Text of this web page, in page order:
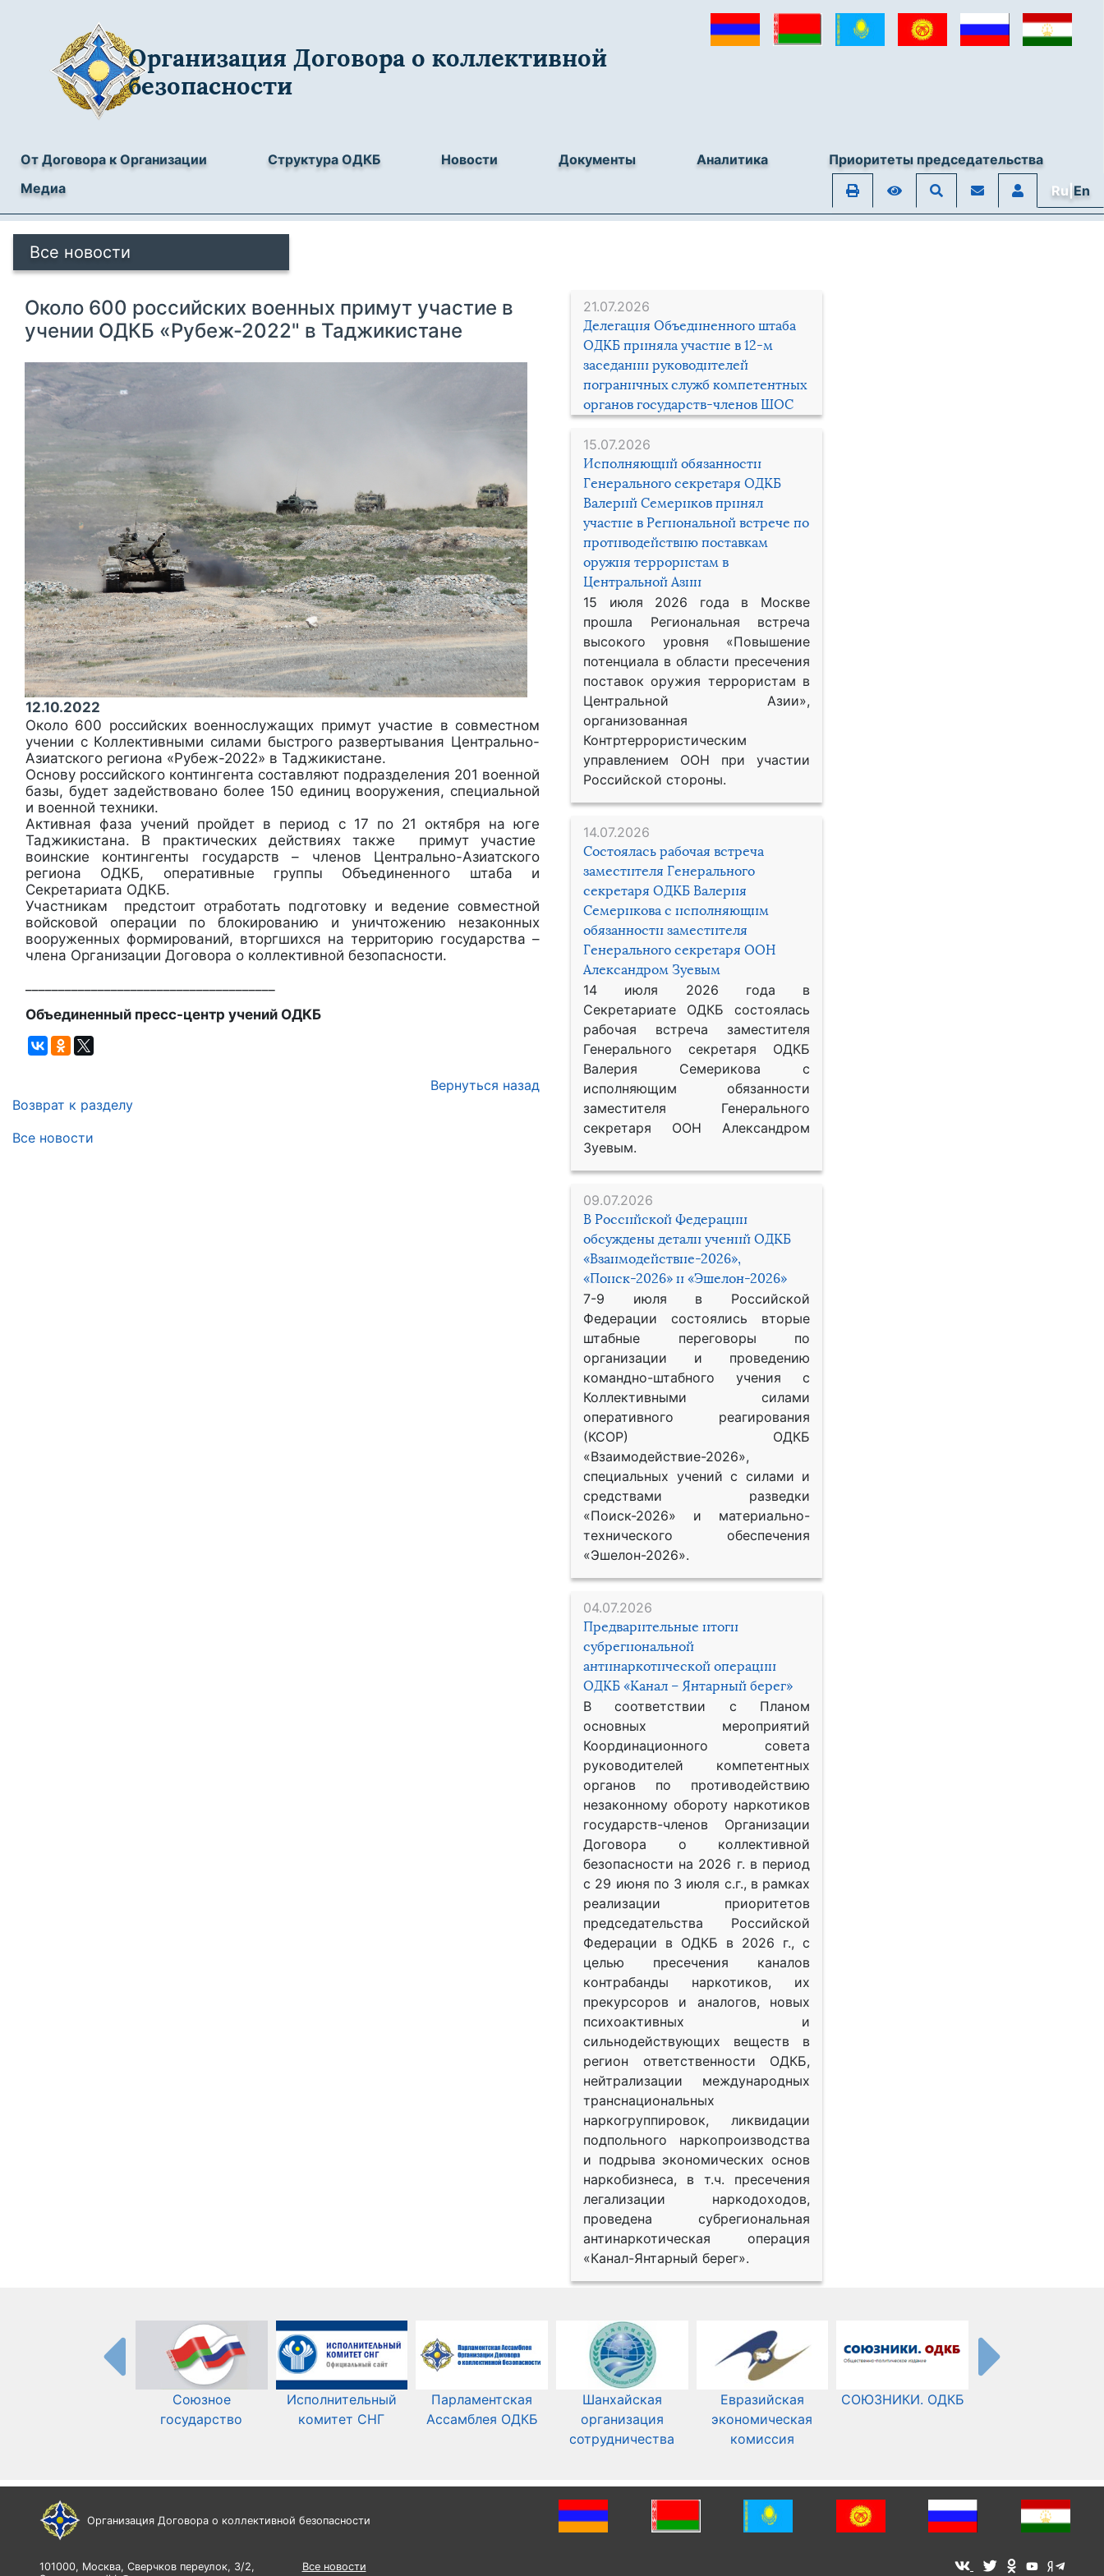
Организация Договора о коллективной
безопасности
От Договора к Организации Структура ОДКБ Новости Документы Аналитика
Приоритеты председательства
Медиа
Ru|En
Все новости
21.07.2026
Делегация Объединенного штаба
ОДКБ приняла участие в 12-м
заседании руководителей
пограничных служб компетентных
органов государств-членов ШОС
15.07.2026
Исполняющий обязанности
Генерального секретаря ОДКБ
Валерий Семериков принял
участие в Региональной встрече по
противодействию поставкам
оружия террористам в
Центральной Азии
15 июля 2026 года в Москве
прошла Региональная встреча
высокого уровня «Повышение
потенциала в области пресечения
поставок оружия террористам в
Центральной Азии»,
организованная
Контртеррористическим
управлением ООН при участии
Российской стороны.
14.07.2026
Состоялась рабочая встреча
заместителя Генерального
секретаря ОДКБ Валерия
Семерикова с исполняющим
обязанности заместителя
Генерального секретаря ООН
Александром Зуевым
14 июля 2026 года в
Секретариате ОДКБ состоялась
рабочая встреча заместителя
Генерального секретаря ОДКБ
Валерия Семерикова с
исполняющим обязанности
заместителя Генерального
секретаря ООН Александром
Зуевым.
09.07.2026
В Российской Федерации
обсуждены детали учений ОДКБ
«Взаимодействие-2026»,
«Поиск-2026» и «Эшелон-2026»
7-9 июля в Российской
Федерации состоялись вторые
штабные переговоры по
организации и проведению
командно-штабного учения с
Коллективными силами
оперативного реагирования
(КСОР) ОДКБ
«Взаимодействие-2026»,
специальных учений с силами и
средствами разведки
«Поиск-2026» и материально-
технического обеспечения
«Эшелон-2026».
04.07.2026
Предварительные итоги
субрегиональной
антинаркотической операции
ОДКБ «Канал – Янтарный берег»
В соответствии с Планом
основных мероприятий
Координационного совета
руководителей компетентных
органов по противодействию
незаконному обороту наркотиков
государств-членов Организации
Договора о коллективной
безопасности на 2026 г. в период
с 29 июня по 3 июля с.г., в рамках
реализации приоритетов
председательства Российской
Федерации в ОДКБ в 2026 г., с
целью пресечения каналов
контрабанды наркотиков, их
прекурсоров и аналогов, новых
психоактивных и
сильнодействующих веществ в
регион ответственности ОДКБ,
нейтрализации международных
транснациональных
наркогруппировок, ликвидации
подпольного наркопроизводства
и подрыва экономических основ
наркобизнеса, в т.ч. пресечения
легализации наркодоходов,
проведена субрегиональная
антинаркотическая операция
«Канал-Янтарный берег».
Около 600 российских военных примут участие в
учении ОДКБ «Рубеж-2022" в Таджикистане
12.10.2022
Около 600 российских военнослужащих примут участие в совместном
учении с Коллективными силами быстрого развертывания Центрально-
Азиатского региона «Рубеж-2022» в Таджикистане.
Основу российского контингента составляют подразделения 201 военной
базы, будет задействовано более 150 единиц вооружения, специальной
и военной техники.
Активная фаза учений пройдет в период с 17 по 21 октября на юге
Таджикистана. В практических действиях также примут участие
воинские контингенты государств – членов Центрально-Азиатского
региона ОДКБ, оперативные группы Объединенного штаба и
Секретариата ОДКБ.
Участникам предстоит отработать подготовку и ведение совместной
войсковой операции по блокированию и уничтожению незаконных
вооруженных формирований, вторгшихся на территорию государства –
члена Организации Договора о коллективной безопасности.
Объединенный пресс-центр учений ОДКБ
Вернуться назад
Возврат к разделу
Все новости
Союзное
государство
Исполнительный
комитет СНГ
Парламентская
Ассамблея ОДКБ
Шанхайская
организация
сотрудничества
Евразийская
экономическая
комиссия
СОЮЗНИКИ. ОДКБ
Организация Договора о коллективной безопасности
101000, Москва, Сверчков переулок, 3/2,
Все новости